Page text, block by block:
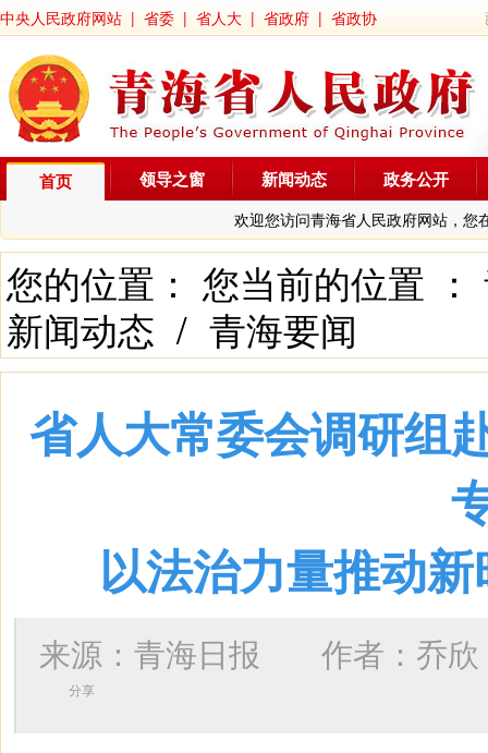
中央人民政府网站 | 省委 | 省人大 | 省政府 | 省政协
首页
欢迎您访问青海省人民政府网站，您
领导之窗 新闻动态 政务公开
您的位置： 您当前的位置 ：
新闻动态 / 青海要闻
省人大常委会调研组
以法治力量推动
来源：青海日报 作者： 乔欣
分享